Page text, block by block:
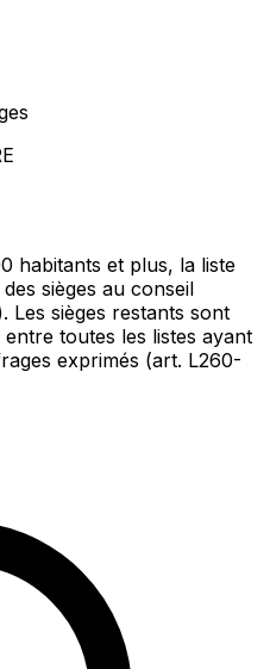
habitants et plus, la liste
sièges au conseil
Les sièges restants sont
toutes les listes ayant
exprimés (art. L260-